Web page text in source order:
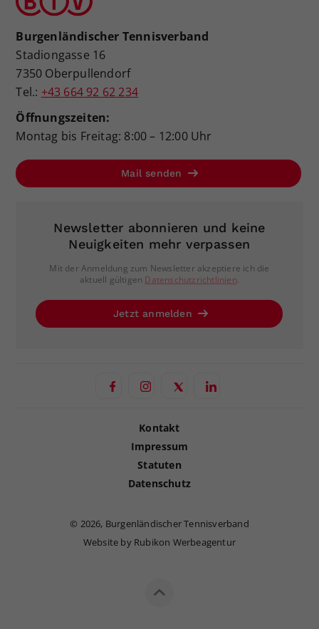
Burgenländischer Tennisverband
Stadiongasse 16
7350 Oberpullendorf
Tel.: +43 664 92 62 234
Öffnungszeiten:
Montag bis Freitag: 8:00 – 12:00 Uhr
Mail senden
Newsletter abonnieren und keine
Neuigkeiten mehr verpassen
Mit der Anmeldung zum Newsletter akzeptiere ich die
aktuell gültigen Datenschutzrichtlinien.
Jetzt anmelden
Kontakt
Impressum
Statuten
Datenschutz
© 2026, Burgenländischer Tennisverband
Website by Rubikon Werbeagentur